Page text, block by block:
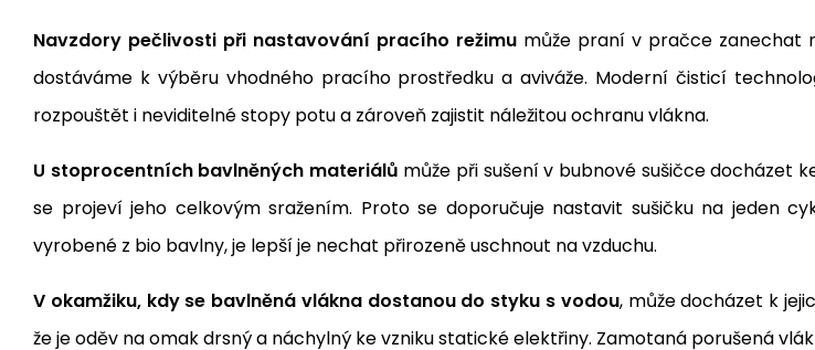
Navzdory pečlivosti při nastavování pracího režimumůže praní v pračce zanechat
dostáváme k výběru vhodného pracího prostředku a aviváže. Moderní čisticí
rozpouštět i neviditelné stopy potu a zároveň zajistit náležitou ochranu vlákna.
U stoprocentních bavlněných materiálů může při sušení v bubnové sušičce docházet
se projeví jeho celkovým sražením. Proto se doporučuje nastavit sušičku na jeden
vyrobené z bio bavlny, je lepší je nechat přirozeně uschnout na vzduchu.
V okamžiku, kdy se bavlněná vlákna dostanou do styku s vodou, může docházet k
že je oděv na omak drsný a náchylný ke vzniku statické elektřiny. Zamotaná porušená